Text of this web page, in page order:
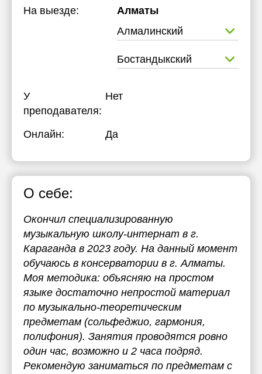
На выезде:
Алматы
Алмалинский
Бостандыкский
У
преподавателя:
Нет
Онлайн: Да
О себе:
Окончил специализированную
музыкальную школу-интернат в г.
Караганда в 2023 году. На данный момент
обучаюсь в консерватории в г. Алматы.
Моя методика: объясняю на простом
языке достаточно непростой материал
по музыкально-теоретическим
предметам (сольфеджио, гармония,
полифония). Занятия проводятся ровно
один час, возможно и 2 часа подряд.
Рекомендую заниматься по предметам с